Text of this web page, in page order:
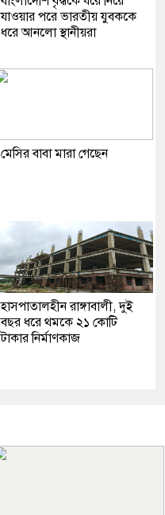
যাওয়ার পরে ভারতীয় যুবককে
ধরে আনলো স্থানীয়রা
মেসির বাবা মারা গেছেন
হাসপাতালহীন রাঙ্গাবালী, দুই
বছর ধরে থমকে ২১ কোটি
টাকার নির্মাণকাজ